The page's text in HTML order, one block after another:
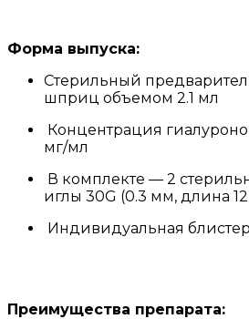
Форма выпуска:
Стерильный
шприц объемом 2.1 мл
Концентрация
мг/мл
В комплекте — 2
иглы 30G (0.3 мм, длина
Индивидуальная
Преимущества препарата: